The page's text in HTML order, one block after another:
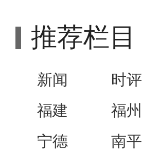
推荐栏目
新闻 时评
福建
福州
宁德
南平